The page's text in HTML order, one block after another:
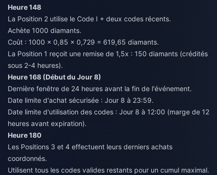
Heure 148
La Position 2 utilise le Code I + deux codes récents.
Achète 1000 diamants.
Coût : 1000 × 0,85 × 0,729 = 619,65 diamants.
La Position 1 reçoit une remise de 1,5x : 150 diamants (crédités
sous 2-4 heures).
Heure 168 (Début du Jour 8)
Dernière fenêtre de 24 heures avant la fin de l'événement.
Date limite d'achat sécurisée : Jour 8 à 23:59.
Date limite d'utilisation des codes : Jour 8 à 12:00 (marge de 12
heures avant expiration).
Heure 180
Les Positions 3 et 4 effectuent leurs derniers achats
coordonnés.
Utilisent tous les codes valides restants pour un cumul maximal.